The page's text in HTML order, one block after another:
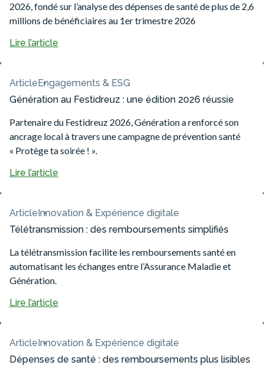
2026, fondé sur l’analyse des dépenses de santé de plus de 2,6
millions de bénéficiaires au 1er trimestre 2026
Lire l’article
ArticleEngagements & ESG
Génération au Festidreuz : une édition 2026 réussie
Partenaire du Festidreuz 2026, Génération a renforcé son
ancrage local à travers une campagne de prévention santé
« Protège ta soirée ! ».
Lire l’article
ArticleInnovation & Expérience digitale
Télétransmission : des remboursements simplifiés
La télétransmission facilite les remboursements santé en
automatisant les échanges entre l’Assurance Maladie et
Génération.
Lire l’article
ArticleInnovation & Expérience digitale
Dépenses de santé : des remboursements plus lisibles